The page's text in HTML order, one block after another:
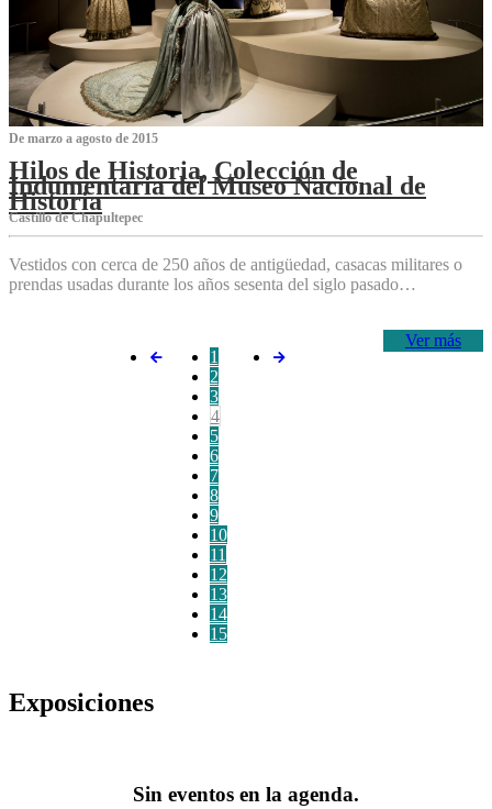
De marzo a agosto de 2015
Hilos de Historia, Colección de
Indumentaria del Museo Nacional de
Historia
Castillo de Chapultepec
Vestidos con cerca de 250 años de antigüedad, casacas militares o
prendas usadas durante los años sesenta del siglo pasado…
Ver más
1
2
3
4
5
6
7
8
9
10
11
12
13
14
15
Exposiciones
Sin eventos en la agenda.